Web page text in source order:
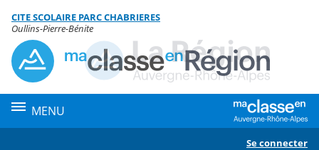
Menu de la rubrique
Contenu
CITE SCOLAIRE PARC CHABRIERES
Oullins-Pierre-Bénite
MENU
Se connecter